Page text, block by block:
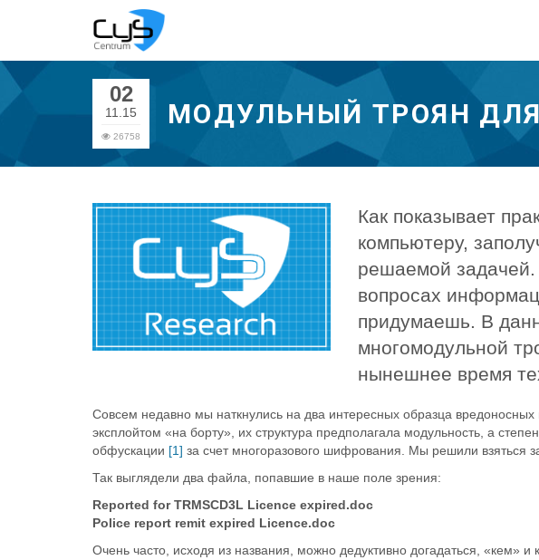
02
11.15
26758
МОДУЛЬНЫЙ ТРОЯН
Как показывает
компьютеру,
решаемой задачей.
вопросах
придумаешь. В
многомодульной
нынешнее время
Совсем недавно мы наткнулись на два интересных образца
эксплойтом «на борту», их структура предполагала модульность, а
обфускации [1] за счет многоразового шифрования. Мы решили взяться
Так выглядели два файла, попавшие в наше поле зрения:
Reported for TRMSCD3L Licence expired.doc
Police report remit expired Licence.doc
Очень часто, исходя из названия, можно дедуктивно догадаться, «кем»